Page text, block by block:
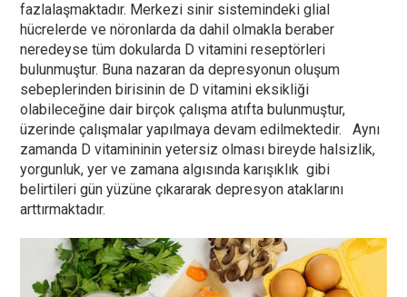
fazlalaşmaktadır. Merkezi sinir sistemindeki glial
hücrelerde ve nöronlarda da dahil olmakla beraber
neredeyse tüm dokularda D vitamini reseptörleri
bulunmuştur. Buna nazaran da depresyonun oluşum
sebeplerinden birisinin de D vitamini eksikliği
olabileceğine dair birçok çalışma atıfta bulunmuştur,
üzerinde çalışmalar yapılmaya devam edilmektedir. Aynı
zamanda D vitamininin yetersiz olması bireyde halsizlik,
yorgunluk, yer ve zamana algısında karışıklık gibi
belirtileri gün yüzüne çıkararak depresyon ataklarını
arttırmaktadır.